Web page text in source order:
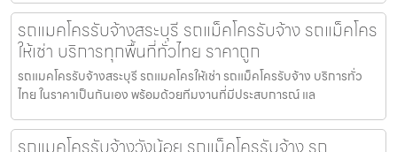
รถแมคโครรับจ้างสระบุรี รถแม็คโครรับจ้าง รถแม็คโคร
ให้เช่า บริการทุกพื้นที่ทั่วไทย ราคาถูก
รถแมคโครรับจ้างสระบุรี รถแมคโครให้เช่า รถแม็คโครรับจ้าง บริการทั่ว
ไทย ในราคาเป็นกันเอง พร้อมด้วยทีมงานที่มีประสบการณ์ แล